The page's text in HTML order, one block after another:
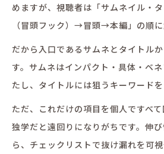
めますが、視聴者は「サムネイル・
（冒頭フック）→冒頭→本編」の順に
だから入口であるサムネとタイトル
す。サムネはインパクト・具体・ベ
たし、タイトルには狙うキーワードを
ただ、これだけの項目を個人ですべて
独学だと遠回りになりがちです。伸
ら、チェックリストで抜け漏れを可